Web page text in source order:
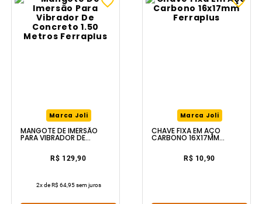
Marca Joli
MANGOTE DE IMERSÃO
PARA VIBRADOR DE
R$ 129,90
2x deR$ 64,95sem juros
Marca Joli
CHAVE FIXA EM AÇO
CARBONO 16X17MM
R$ 10,90